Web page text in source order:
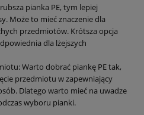
pianka PE, tym lepiej
Może to mieć znaczenie dla
przedmiotów. Krótsza opcja
dla lżejszych
Warto dobrać piankę PE tak,
przedmiotu w zapewniający
Dlatego warto mieć na uwadze
wyboru pianki.